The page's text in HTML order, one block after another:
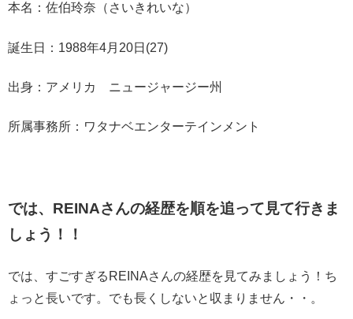
本名：佐伯玲奈（さいきれいな）
誕生日：1988年4月20日(27)
出身：アメリカ ニュージャージー州
所属事務所：ワタナベエンターテインメント
では、REINAさんの経歴を順を追って見て行きま
しょう！！
では、すごすぎるREINAさんの経歴を見てみましょう！ち
ょっと長いです。でも長くしないと収まりません・・。